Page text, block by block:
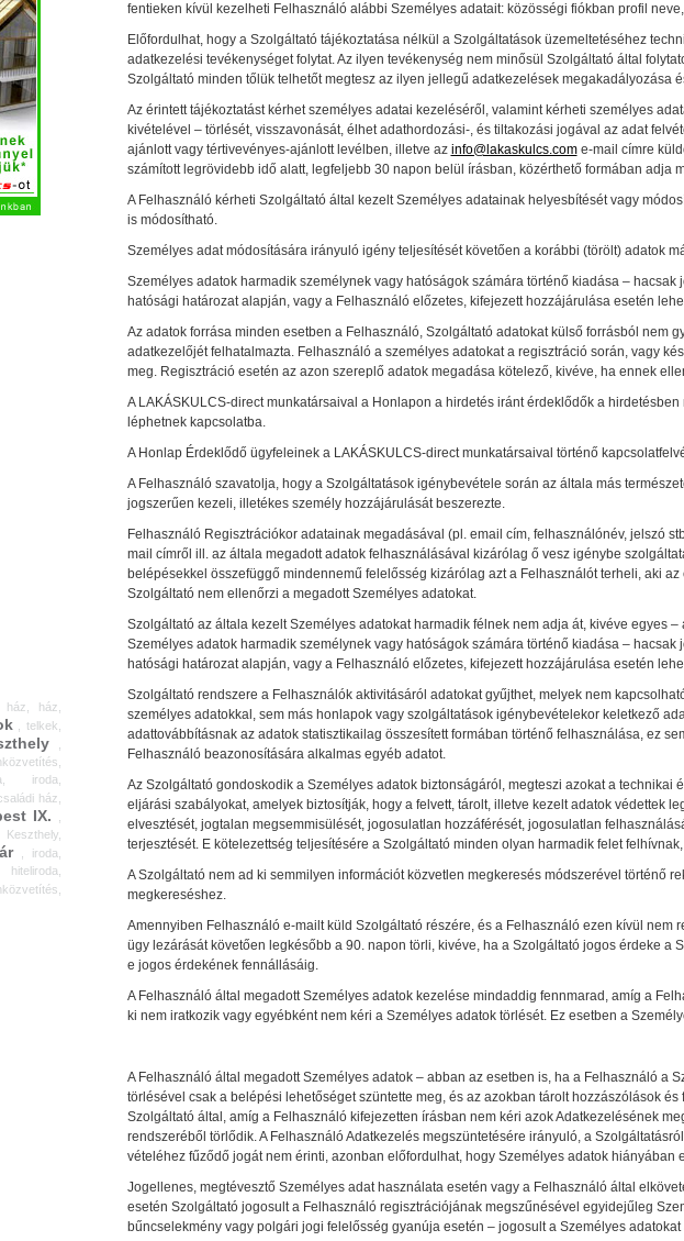
fentieken kívül kezelheti Felhasználó alábbi Személyes adatait: közösségi fiókban profil
Előfordulhat, hogy a Szolgáltató tájékoztatása nélkül a Szolgáltatások üzemeltetéséhez
adatkezelési tevékenységet folytat. Az ilyen tevékenység nem minősül Szolgáltató által
Szolgáltató minden tőlük telhetőt megtesz az ilyen jellegű adatkezelések megakadályozása
Az érintett tájékoztatást kérhet személyes adatai kezeléséről, valamint kérheti személyes
kivételével – törlését, visszavonását, élhet adathordozási-, és tiltakozási jogával az adat
ajánlott vagy tértivevényes-ajánlott levélben, illetve az info@lakaskulcs.come-mail címre
számított legrövidebb idő alatt, legfeljebb 30 napon belül írásban, közérthető formában adja
A Felhasználó kérheti Szolgáltató által kezelt Személyes adatainak helyesbítését vagy
is módosítható.
Személyes adat módosítására irányuló igény teljesítését követően a korábbi (törölt) adatok
Személyes adatok harmadik személynek vagy hatóságok számára történő kiadása –
hatósági határozat alapján, vagy a Felhasználó előzetes, kifejezett hozzájárulása esetén
Az adatok forrása minden esetben a Felhasználó, Szolgáltató adatokat külső forrásból nem
adatkezelőjét felhatalmazta. Felhasználó a személyes adatokat a regisztráció során, vagy
meg. Regisztráció esetén az azon szereplő adatok megadása kötelező, kivéve, ha ennek
A LAKÁSKULCS-direct munkatársaival a Honlapon a hirdetés iránt érdeklődők a
léphetnek kapcsolatba.
A Honlap Érdeklődő ügyfeleinek a LAKÁSKULCS-direct munkatársaival történő
A Felhasználó szavatolja, hogy a Szolgáltatások igénybevétele során az általa más
jogszerűen kezeli, illetékes személy hozzájárulását beszerezte.
Felhasználó Regisztrációkor adatainak megadásával (pl. email cím, felhasználónév, jelszó
mail címről ill. az általa megadott adatok felhasználásával kizárólag ő vesz igénybe
belépésekkel összefüggő mindennemű felelősség kizárólag azt a Felhasználót terheli, aki
Szolgáltató nem ellenőrzi a megadott Személyes adatokat.
Szolgáltató az általa kezelt Személyes adatokat harmadik félnek nem adja át, kivéve egyes
Személyes adatok harmadik személynek vagy hatóságok számára történő kiadása –
hatósági határozat alapján, vagy a Felhasználó előzetes, kifejezett hozzájárulása esetén
Szolgáltató rendszere a Felhasználók aktivitásáról adatokat gyűjthet, melyek nem
személyes adatokkal, sem más honlapok vagy szolgáltatások igénybevételekor keletkező
adattovábbításnak az adatok statisztikailag összesített formában történő felhasználása, ez
Felhasználó beazonosítására alkalmas egyéb adatot.
Az Szolgáltató gondoskodik a Személyes adatok biztonságáról, megteszi azokat a technikai
eljárási szabályokat, amelyek biztosítják, hogy a felvett, tárolt, illetve kezelt adatok védettek
elvesztését, jogtalan megsemmisülését, jogosulatlan hozzáférését, jogosulatlan
terjesztését. E kötelezettség teljesítésére a Szolgáltató minden olyan harmadik felet
A Szolgáltató nem ad ki semmilyen információt közvetlen megkeresés módszerével történő
megkereséshez.
Amennyiben Felhasználó e-mailt küld Szolgáltató részére, és a Felhasználó ezen kívül nem
ügy lezárását követően legkésőbb a 90. napon törli, kivéve, ha a Szolgáltató jogos érdeke a
e jogos érdekének fennállásáig.
A Felhasználó által megadott Személyes adatok kezelése mindaddig fennmarad, amíg a
ki nem iratkozik vagy egyébként nem kéri a Személyes adatok törlését. Ez esetben a
A Felhasználó által megadott Személyes adatok – abban az esetben is, ha a Felhasználó a
törlésével csak a belépési lehetőséget szüntette meg, és az azokban tárolt hozzászólások
Szolgáltató által, amíg a Felhasználó kifejezetten írásban nem kéri azok Adatkezelésének
rendszeréből törlődik. A Felhasználó Adatkezelés megszüntetésére irányuló, a
vételéhez fűződő jogát nem érinti, azonban előfordulhat, hogy Személyes adatok
Jogellenes, megtévesztő Személyes adat használata esetén vagy a Felhasználó által
esetén Szolgáltató jogosult a Felhasználó regisztrációjának megszűnésével egyidejűleg
bűncselekmény vagy polgári jogi felelősség gyanúja esetén – jogosult a Személyes
ház,
, telkek,
,
iroda,
ház,
IX.
, iroda,